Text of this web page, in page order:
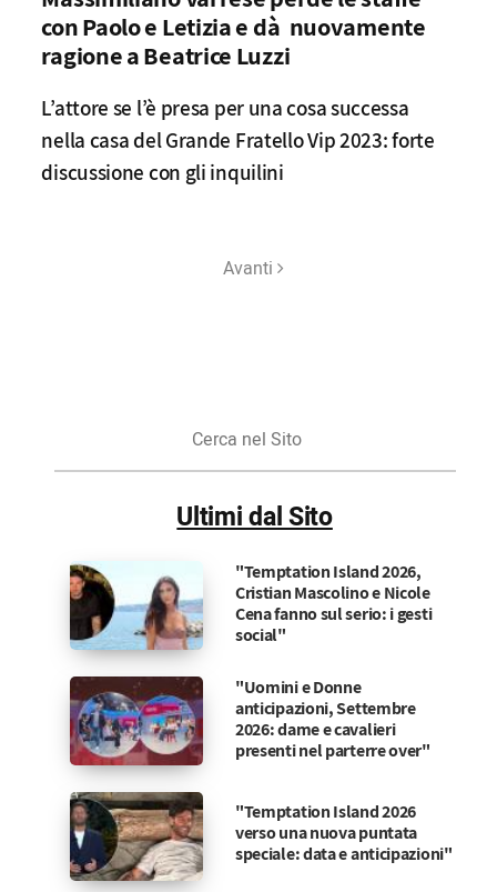
con Paolo e Letizia e dà nuovamente
ragione a Beatrice Luzzi
L’attore se l’è presa per una cosa successa
nella casa del Grande Fratello Vip 2023: forte
discussione con gli inquilini
Avanti
Sito
Ultimi dal Sito
"Temptation Island 2026,
Cristian Mascolino e Nicole
Cena fanno sul serio: i gesti
social"
"Uomini e Donne
anticipazioni, Settembre
2026: dame e cavalieri
presenti nel parterre over"
"Temptation Island 2026
verso una nuova puntata
speciale: data e anticipazioni"